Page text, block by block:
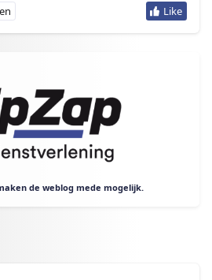
de weblog mede mogelijk.